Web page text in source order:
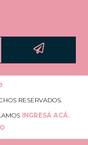
RESERVADOS.
INGRESÁ ACÁ.